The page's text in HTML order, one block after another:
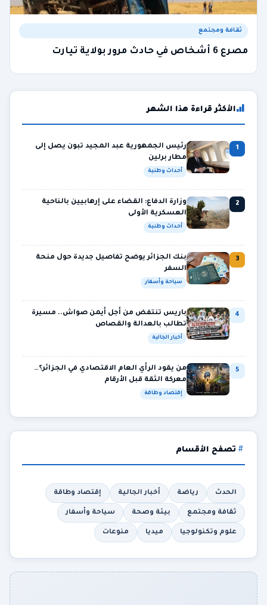
ثقافة ومجتمع
مصرع 6 أشخاص في حادث مرور بولاية تيارت
الأكثر قراءة هذا الشهر
1
رئيس الجمهورية عبد المجيد تبون يصل إلى
مطار برلين
أحداث وطنية
2
وزارة الدفاع: القضاء على إرهابيين بالناحية
العسكرية الأولى
أحداث وطنية
3
بنك الجزائر يوضح تفاصيل جديدة حول منحة
السفر
سياحة وأسفار
4
باريس تنتفض من أجل أيمن صواش.. مسيرة
تطالب بالعدالة والقصاص
أخبار الجالية
5
من يقود الرأي العام الاقتصادي في الجزائر؟…
معركة الثقة قبل الأرقام
إقتصاد وطاقة
تصفح الأقسام
الحدث رياضة أخبار الجالية إقتصاد وطاقة
ثقافة ومجتمع بيئة وصحة سياحة وأسفار
علوم وتكنولوجيا ميديا منوعات